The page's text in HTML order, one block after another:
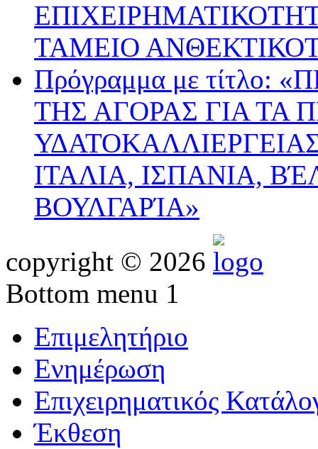
ΤΑΜΕΙΟ
Πρόγραμμα με
ΤΗΣ ΑΓΟΡΑΣ ΓΙΑ ΤΑ
ΙΤΑΛΙΑ, ΙΣΠΑΝΙΑ,
ΒΟΥΛΓΑΡΊΑ»
copyright © 2026
Bottom menu 1
Επιμελητήριο
Ενημέρωση
Επιχειρηματικός
Έκθεση